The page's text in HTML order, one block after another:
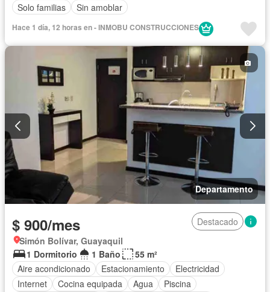
Solo familias
Sin amoblar
Hace 1 día, 12 horas en - INMOBU CONSTRUCCIONES
Departamento
$ 900/mes
Destacado
Simón Bolívar, Guayaquil
1 Dormitorio
1 Baño
55 m²
Aire acondicionado
Estacionamiento
Electricidad
Internet
Cocina equipada Agua
Piscina